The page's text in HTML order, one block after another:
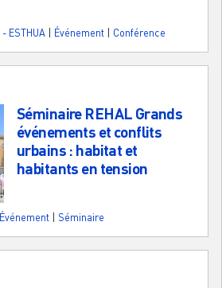
ESTHUA Événement Conférence
Séminaire REHAL Grands
événements et conflits
urbains : habitat et
habitants en tension
Événement Séminaire